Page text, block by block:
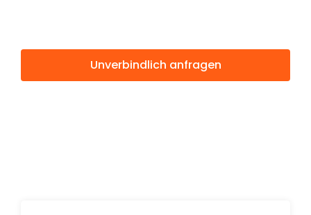
Unverbindlich anfragen